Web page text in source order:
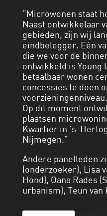
“Microwonen staat
Naast ontwikkelaar
gebieden, zijn wij
eindbelegger. Eén
die we voor de
ontwikkeld is Young
betaalbaar wonen
concessies te doen
voorzieningenniveau.
Op dit moment
plaatsen
Kwartier in ’s-
Nijmegen.”
Andere panelleden
(onderzoeker), Lisa
Hond), Oana Rades
urbanism), Teun